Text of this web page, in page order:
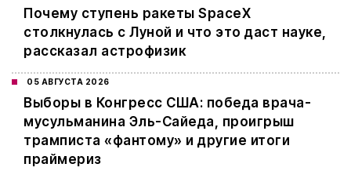
Почему ступень ракеты SpaceX
столкнулась с Луной и что это даст науке,
рассказал астрофизик
05 АВГУСТА 2026
Выборы в Конгресс США: победа врача-
мусульманина Эль-Сайеда, проигрыш
трамписта «фантому» и другие итоги
праймериз